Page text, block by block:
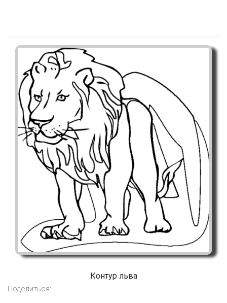
Контур льва
Поделиться: